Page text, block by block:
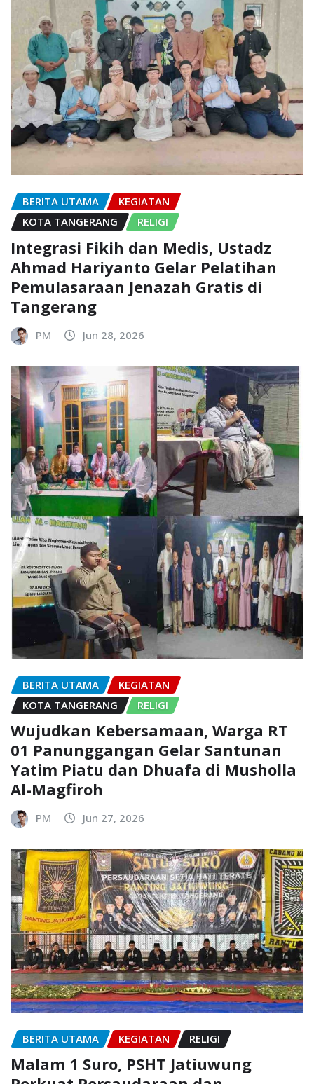
BERITA UTAMA
KEGIATAN
KOTA TANGERANG
RELIGI
Integrasi Fikih dan Medis, Ustadz
Ahmad Hariyanto Gelar Pelatihan
Pemulasaraan Jenazah Gratis di
Tangerang
PM Jun 28, 2026
BERITA UTAMA
KEGIATAN
KOTA TANGERANG
RELIGI
Wujudkan Kebersamaan, Warga RT
01 Panunggangan Gelar Santunan
Yatim Piatu dan Dhuafa di Musholla
Al-Magfiroh
PM Jun 27, 2026
BERITA UTAMA KEGIATAN RELIGI
Malam 1 Suro, PSHT Jatiuwung